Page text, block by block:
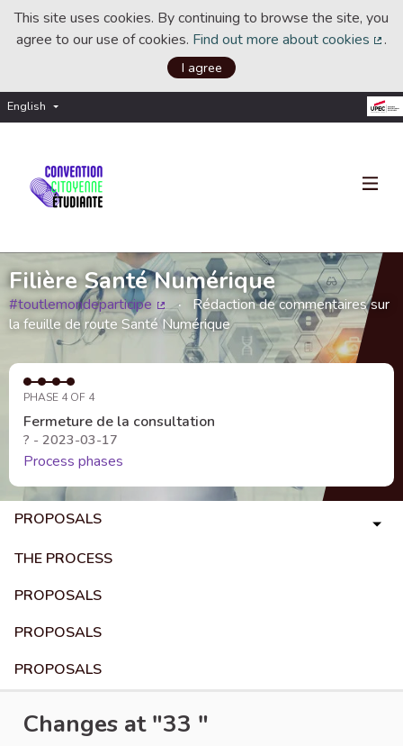
This site uses cookies. By continuing to browse the site, you
agree to our use of cookies. Find out more about cookies .
I agree
English Choisir la langue
Filière Santé Numérique
#toutlemondeparticipe
(External link)
Rédaction de commentaires sur
la feuille de route Santé Numérique
PHASE 4 OF 4
Fermeture de la consultation
? - 2023-03-17
Process phases
PROPOSALS
THE PROCESS
PROPOSALS
PROPOSALS
PROPOSALS
Changes at "33 "